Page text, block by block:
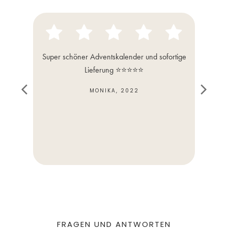
Super schöner Adventskalender und sofortige
Lieferung ⭐️⭐️⭐️⭐️⭐️
MONIKA, 2022
FRAGEN UND ANTWORTEN